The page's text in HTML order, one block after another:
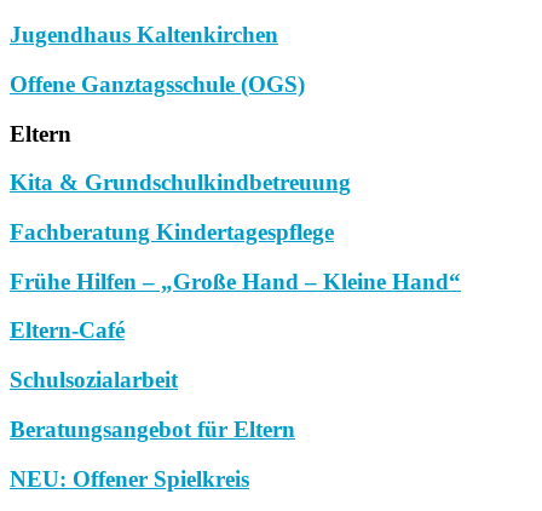
Jugendhaus Kaltenkirchen
Offene Ganztagsschule (OGS)
Eltern
Kita & Grundschulkindbetreuung
Fachberatung Kindertagespflege
Frühe Hilfen – „Große Hand – Kleine Hand“
Eltern-Café
Schulsozialarbeit
Beratungsangebot für Eltern
NEU: Offener Spielkreis